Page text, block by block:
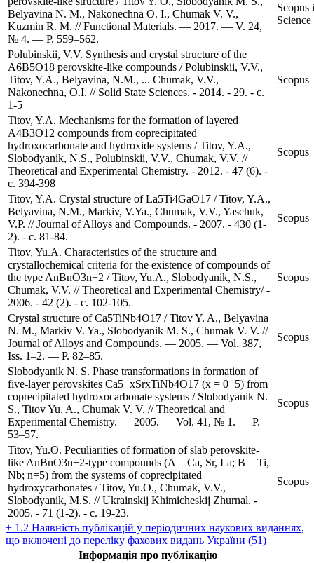
Belyavina N. M., Nakonechna O. I., Chumak V. V.,
Kuzmin R. M. // Functional Materials. — 2017. — V. 24,
№ 4. — P. 559–562.
Scopus
Science
Polubinskii, V.V. Synthesis and crystal structure of the
A6B5O18 perovskite-like compounds / Polubinskii, V.V.,
Titov, Y.A., Belyavina, N.M., ... Chumak, V.V.,
Nakonechna, O.I. // Solid State Sciences. - 2014. - 29. - с.
1-5
Scopus
Titov, Y.A. Mechanisms for the formation of layered
A4B3O12 compounds from coprecipitated
hydroxocarbonate and hydroxide systems / Titov, Y.A.,
Slobodyanik, N.S., Polubinskii, V.V., Chumak, V.V. //
Theoretical and Experimental Chemistry. - 2012. - 47 (6). -
с. 394-398
Scopus
Titov, Y.A. Crystal structure of La5Ti4GaO17 / Titov, Y.A.,
Belyavina, N.M., Markiv, V.Ya., Chumak, V.V., Yaschuk,
V.P. // Journal of Alloys and Compounds. - 2007. - 430 (1-
2). - с. 81-84.
Scopus
Titov, Yu.A. Characteristics of the structure and
crystallochemical criteria for the existence of compounds of
the type AnBnO3n+2 / Titov, Yu.A., Slobodyanik, N.S.,
Chumak, V.V. // Theoretical and Experimental Chemistry/ -
2006. - 42 (2). - с. 102-105.
Scopus
Crystal structure of Ca5TiNb4O17 / Titov Y. A., Belyavina
N. M., Markiv V. Ya., Slobodyanik M. S., Chumak V. V. //
Journal of Alloys and Compounds. — 2005. — Vol. 387,
Iss. 1–2. — P. 82–85.
Scopus
Slobodyanik N. S. Phase transformations in formation of
five-layer perovskites Ca5−xSrxTiNb4O17 (x = 0−5) from
coprecipitated hydroxocarbonate systems / Slobodyanik N.
S., Titov Yu. A., Chumak V. V. // Theoretical and
Experimental Chemistry. — 2005. — Vol. 41, № 1. — P.
53–57.
Scopus
Titov, Yu.O. Peculiarities of formation of slab perovskite-
like AnBnO3n+2-type compounds (A = Ca, Sr, La; B = Ti,
Nb; n=5) from the systems of coprecipitated
hydroxycarbonates / Titov, Yu.O., Chumak, V.V.,
Slobodyanik, M.S. // Ukrainskij Khimicheskij Zhurnal. -
2005. - 71 (1-2). - с. 19-23.
Scopus
+ 1.2 Наявність публікацій у періодичних наукових виданнях,
що включені до переліку фахових видань України (51)
Інформація про публікацію